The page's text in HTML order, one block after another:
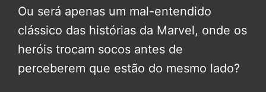
Ou será apenas um mal-entendido
clássico das histórias da Marvel, onde os
heróis trocam socos antes de
perceberem que estão do mesmo lado?